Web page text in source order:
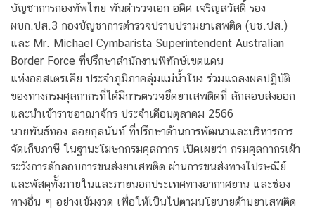
บัญชาการกองทัพไทย พันตำรวจเอก อดิศ เจริญสวัสดิ์ รอง
ผบก.ปส.3 กองบัญชาการตำรวจปราบปรามยาเสพติด (บช.ปส.)
และ Mr. Michael Cymbarista Superintendent Australian
Border Force ที่ปรึกษาสำนักงานพิทักษ์เขตแดน
แห่งออสเตรเลีย ประจำภูมิภาคลุ่มแม่น้ำโขง ร่วมแถลงผลปฏิบัติ
ของทางกรมศุลกากรที่ได้มีการตรวจยึดยาเสพติดที่ ลักลอบส่งออก
และนำเข้าราชอาณาจักร ประจำเดือนตุลาคม 2566
นายพันธ์ทอง ลอยกุลนันท์ ที่ปรึกษาด้านการพัฒนาและบริหารการ
จัดเก็บภาษี ในฐานะโฆษกกรมศุลกากร เปิดเผยว่า กรมศุลกากรเฝ้า
ระวังการลักลอบการขนส่งยาเสพติด ผ่านการขนส่งทางไปรษณีย์
และพัสดุทั้งภายในและภายนอกประเทศทางอากาศยาน และช่อง
ทางอื่น ๆ อย่างเข้มงวด เพื่อให้เป็นไปตามนโยบายด้านยาเสพติด